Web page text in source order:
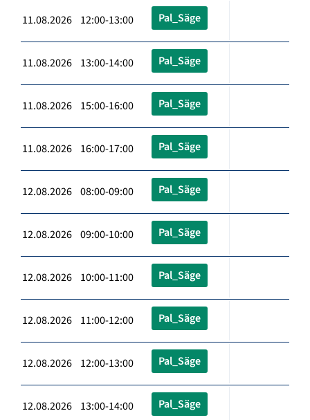
11.08.2026 12:00-13:00 Pal_Säge
11.08.2026 13:00-14:00 Pal_Säge
11.08.2026 15:00-16:00 Pal_Säge
11.08.2026 16:00-17:00 Pal_Säge
12.08.2026 08:00-09:00 Pal_Säge
12.08.2026 09:00-10:00 Pal_Säge
12.08.2026 10:00-11:00 Pal_Säge
12.08.2026 11:00-12:00 Pal_Säge
12.08.2026 12:00-13:00 Pal_Säge
12.08.2026 13:00-14:00 Pal_Säge